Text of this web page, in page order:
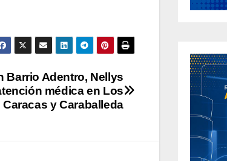
Barrio Adentro, Nellys
médica en Los
Caracas y Caraballeda